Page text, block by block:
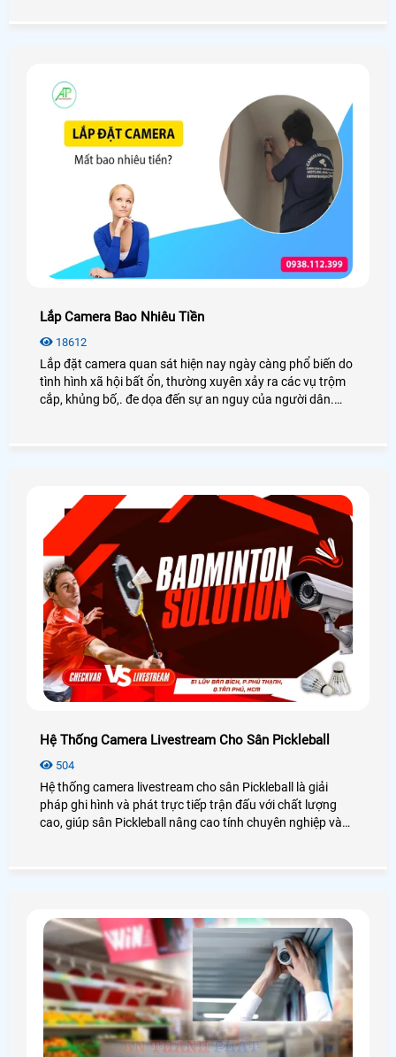
Lắp Camera Bao Nhiêu Tiền
18612
Lắp đặt camera quan sát hiện nay ngày càng phổ biến do
tình hình xã hội bất ổn, thường xuyên xảy ra các vụ trộm
cắp, khủng bố,. đe dọa đến sự an nguy của người dân.
Hệ Thống Camera Livestream Cho Sân Pickleball
504
Hệ thống camera livestream cho sân Pickleball là giải
pháp ghi hình và phát trực tiếp trận đấu với chất lượng
cao, giúp sân Pickleball nâng cao tính chuyên nghiệp và